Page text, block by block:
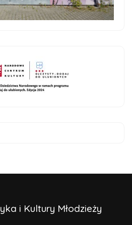
i Kultury Młodzieży